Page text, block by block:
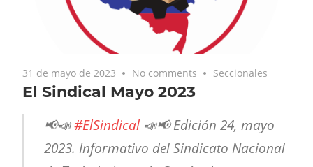
31 de mayo de 2023 No comments Seccionales
El Sindical Mayo 2023
📢📣#ElSindical📣📢 Edición 24, mayo
2023. Informativo del Sindicato Nacional